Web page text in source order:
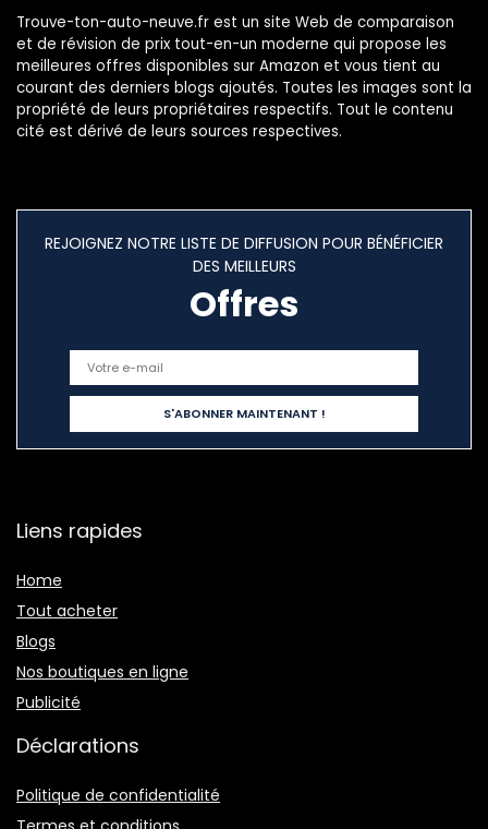
Trouve-ton-auto-neuve.fr est un site Web de comparaison
et de révision de prix tout-en-un moderne qui propose les
meilleures offres disponibles sur Amazon et vous tient au
courant des derniers blogs ajoutés. Toutes les images sont la
propriété de leurs propriétaires respectifs. Tout le contenu
cité est dérivé de leurs sources respectives.
REJOIGNEZ NOTRE LISTE DE DIFFUSION POUR BÉNÉFICIER
DES MEILLEURS
Offres
Liens rapides
Home
Tout acheter
Blogs
Nos boutiques en ligne
Publicité
Déclarations
Politique de confidentialité